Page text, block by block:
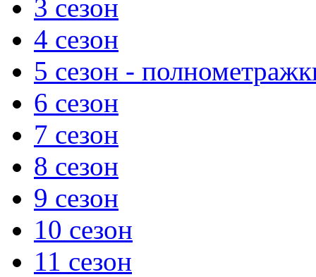
3 сезон
4 сезон
5 сезон -
6 сезон
7 сезон
8 сезон
9 сезон
10 сезон
11 сезон